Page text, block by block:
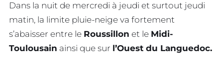
Dans la nuit de mercredi à jeudi et surtout jeudi
matin, la limite pluie-neige va fortement
s’abaisser entre le Roussillon et le Midi-
Toulousain ainsi que sur l’Ouest du Languedoc.